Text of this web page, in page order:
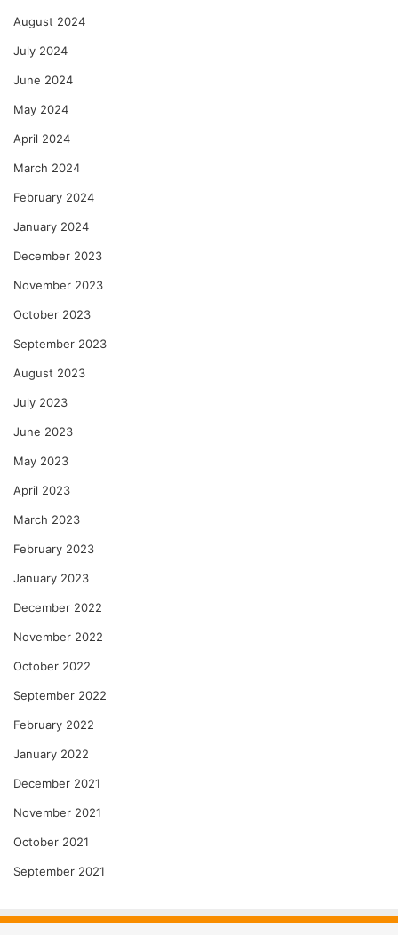
August 2024
July 2024
June 2024
May 2024
April 2024
March 2024
February 2024
January 2024
December 2023
November 2023
October 2023
September 2023
August 2023
July 2023
June 2023
May 2023
April 2023
March 2023
February 2023
January 2023
December 2022
November 2022
October 2022
September 2022
February 2022
January 2022
December 2021
November 2021
October 2021
September 2021